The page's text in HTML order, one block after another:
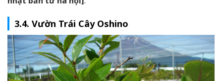
3.4. Vườn Trái Cây Oshino